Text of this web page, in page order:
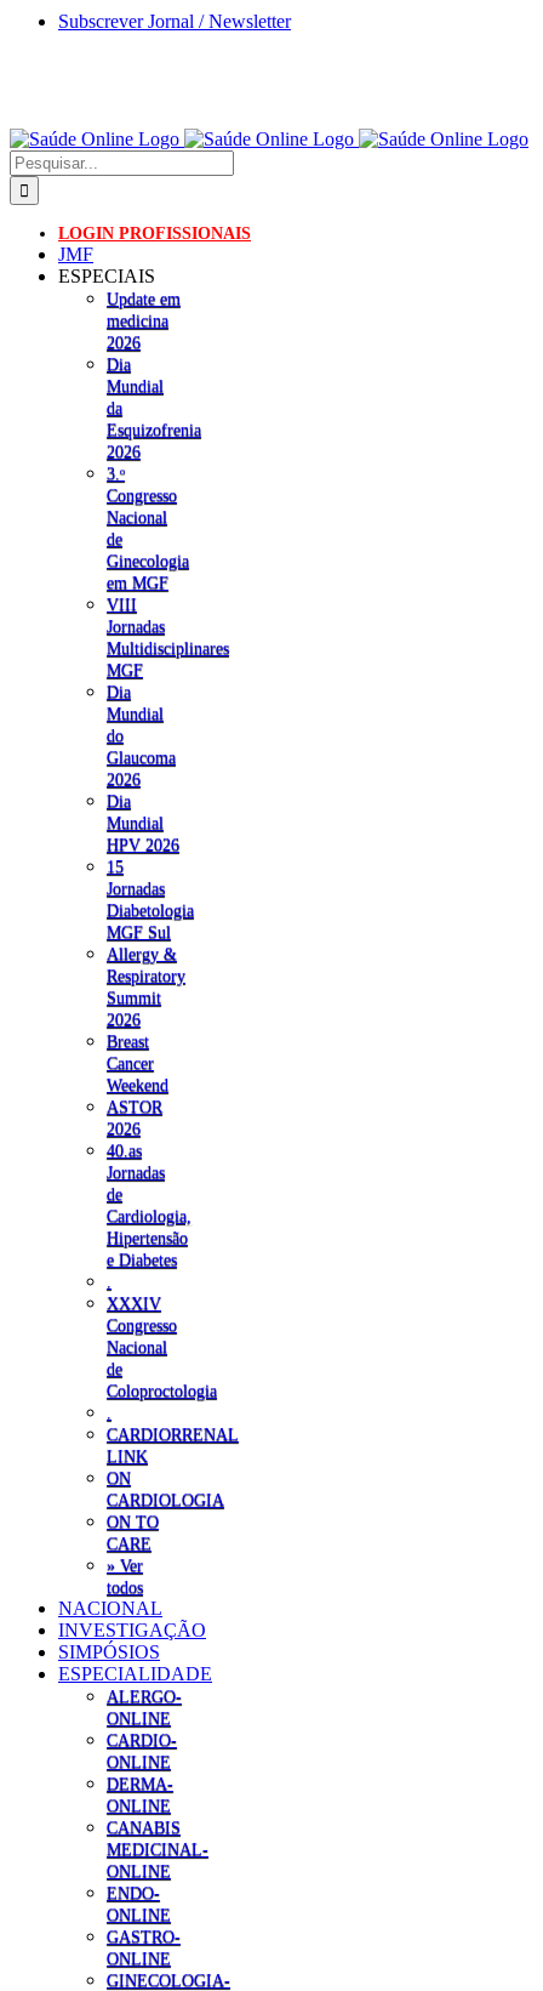
Skip
Subscrever Jornal / Newsletter
Pesquisar
LOGIN PROFISSIONAIS
JMF
ESPECIAIS
Update em
medicina
2026
Dia
Mundial
da
Esquizofrenia
2026
3.ᵒ
Congresso
Nacional
de
Ginecologia
em MGF
VIII
Jornadas
Multidisciplinares
MGF
Dia
Mundial
do
Glaucoma
2026
Dia
Mundial
HPV 2026
15
Jornadas
Diabetologia
MGF Sul
Allergy &
Respiratory
Summit
2026
Breast
Cancer
Weekend
ASTOR
2026
40.as
Jornadas
de
Cardiologia,
Hipertensão
e Diabetes
XXXIV
Congresso
Nacional
de
Coloproctologia
CARDIORRENAL
LINK
ON
CARDIOLOGIA
ON TO
CARE
» Ver
todos
NACIONAL
INVESTIGAÇÃO
SIMPÓSIOS
ESPECIALIDADE
ALERGO-
ONLINE
CARDIO-
ONLINE
DERMA-
ONLINE
CANABIS
MEDICINAL-
ONLINE
ENDO-
ONLINE
GASTRO-
ONLINE
GINECOLOGIA-